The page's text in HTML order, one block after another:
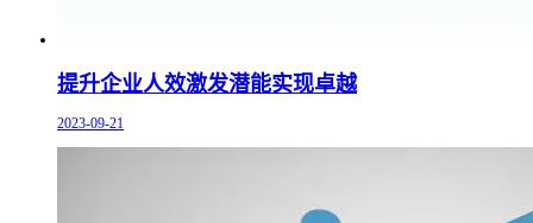
提升企业人效激发潜能实现卓越
2023-09-21